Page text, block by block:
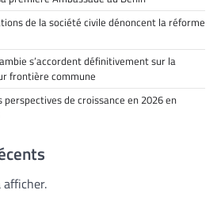
de la société civile dénoncent la réforme
s’accordent définitivement sur la
frontière commune
perspectives de croissance en 2026 en